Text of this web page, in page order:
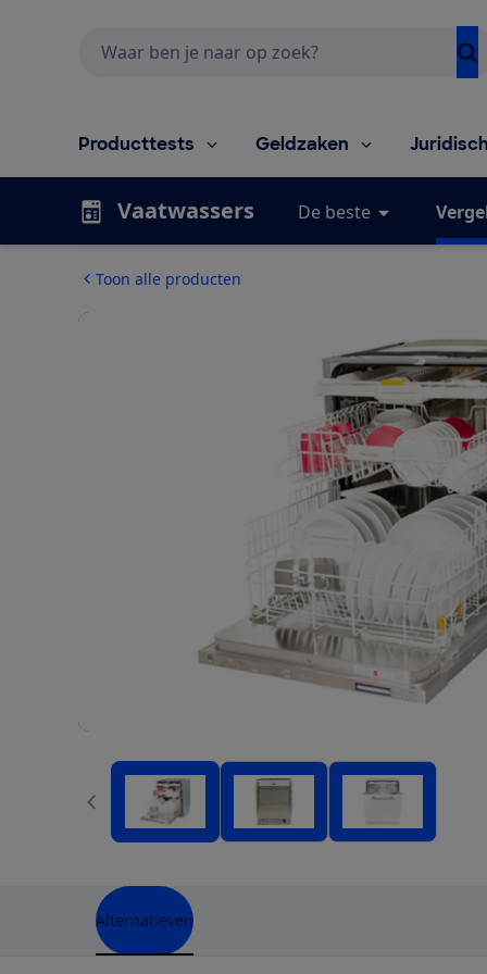
Producttests Geldzaken
Vaatwassers De beste
Toon alle producten
Alternatieven